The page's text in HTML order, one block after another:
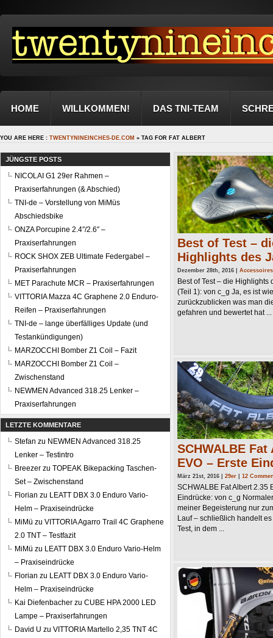
HOME WILLKOMMEN! DAS TNI-TEAM
YOU ARE HERE : TWENTYNINEINCHES-DE.COM » TAG FOR FAT ALBERT
JÜNGSTE POSTS
NICOLAI G1 29er Rahmen –
Praxiserfahrungen (& Abschied)
TNI-de – Vorstellung von MiMüs
Abschiedsbike
ONZA Porcupine 2.4″/2.6″ –
Praxiserfahrungen
ROCK SHOX ZEB Ultimate Federgabel –
Praxiserfahrungen
MET Parachute MCR – Praxiserfahrungen
VITTORIA Mazza 4C Graphene 2.0 Enduro-
Reifen – Praxiserfahrungen
TNI-de – lange überfälliges Update (und
Testankündigungen)
MARZOCCHI Bomber Z1 Coil – Fazit
MARZOCCHI Bomber Z1 Coil –
Zwischenstand
NEWMEN Advanced 318.25 Lenker –
Praxiserfahrungen
LETZTE KOMMENTARE
Stefan zu NEWMEN Advanced 318.25
Lenker – Testintro
Breezer zu TOPEAK Bikepacking Taschen-
Set – Zwischenstand
Florian zu LEATT DBX 3.0 Enduro Vario-
Helm – Praxiseindrücke
MiMü zu VITTORIA Agarro Trail 4C Graphene
2.0 TNT – Testfazit
MiMü zu LEATT DBX 3.0 Enduro Vario-Helm
– Praxiseindrücke
Florian zu LEATT DBX 3.0 Enduro Vario-
Helm – Praxiseindrücke
Kai Diefenbacher zu CUBE HPA 2000 LED
Lampe – Praxiserfahrungen
David U zu VITTORIA Martello 2,35 TNT 4C
Best of Test –
Highlights des
Dezember 28th, 2016 | Accessoires
Best of Test – die Highlights
(Teil 1): von c_g Ja, es ist
zurückzublicken was man
gefahren und bewertet hat ...
SCHWALBE Fat
EVO – Erste
März 21st, 2016 | 29er 12
SCHWALBE Fat Albert 2.35
Eindrücke: von c_g
meiner Begeisterung nur
Lauf – schließlich handelt
Test, in dem ...